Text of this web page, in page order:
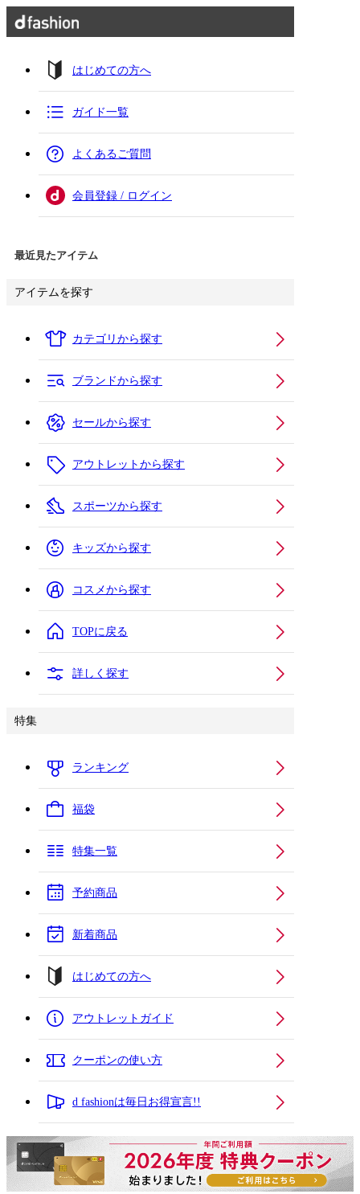
はじめての方へ
ガイド一覧
よくあるご質問
会員登録 / ログイン
最近見たアイテム
アイテムを探す
カテゴリから探す
ブランドから探す
セールから探す
アウトレットから探す
スポーツから探す
キッズから探す
コスメから探す
TOPに戻る
詳しく探す
特集
ランキング
福袋
特集一覧
予約商品
新着商品
はじめての方へ
アウトレットガイド
クーポンの使い方
d fashionは毎日お得宣言!!